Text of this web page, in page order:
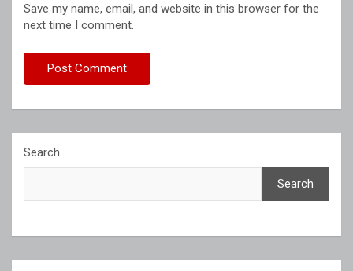
Save my name, email, and website in this browser for the
next time I comment.
Search
Search